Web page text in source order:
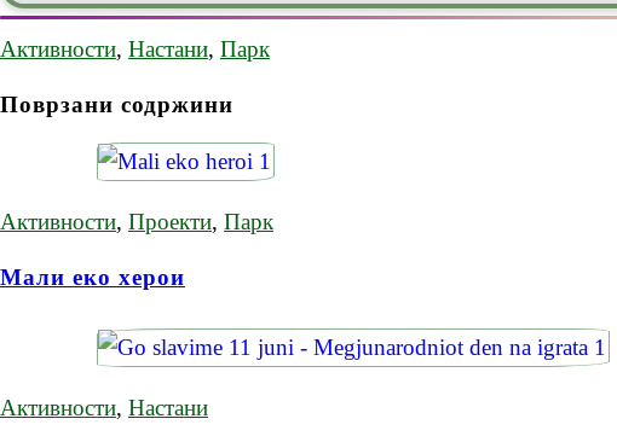
Активности, Настани, Парк
Поврзани содржини
Активности, Проекти, Парк
Мали еко херои
Активности, Настани